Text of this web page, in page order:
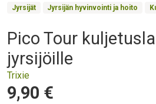
Product Collections
Jyrsijät Jyrsijän hyvinvointi ja hoito
Otsikko
Pico Tour
jyrsijöille
Trixie
Hinta
9,90 €